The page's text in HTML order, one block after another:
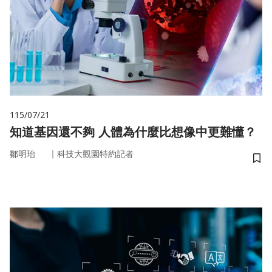
115/07/21
知道基因還不夠 人體為什麼比想像中更難懂？
鄒明珆 ｜ 科技大觀園特約記者
儲